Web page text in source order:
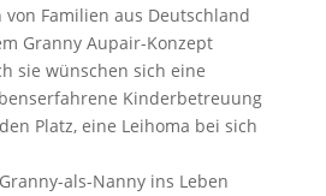
Familien aus Deutschland
Granny Aupair-Konzept
sie wünschen sich eine
Kinderbetreuung
Platz, eine Leihoma bei sich
als-Nanny ins Leben